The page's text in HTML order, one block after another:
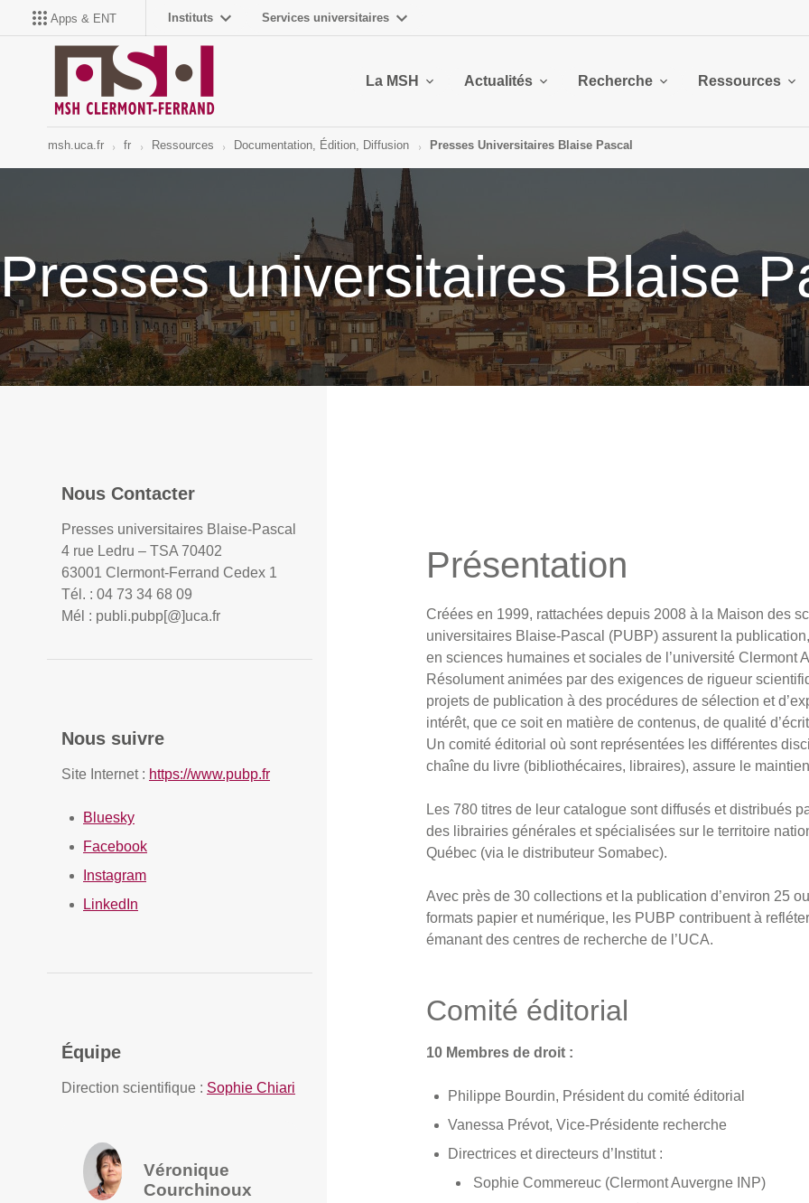
Apps & ENT Instituts Services universitaires
La MSH Actualités Recherche Ressources
msh.uca.fr fr Ressources Documentation, Édition, Diffusion Presses Universitaires Blaise Pascal
Presses universitaires Blaise
Présentation
Créées en 1999, rattachées depuis 2008 à la Maison des
universitaires Blaise-Pascal (PUBP) assurent la
en sciences humaines et sociales de l’université Clermont
Résolument animées par des exigences de rigueur
projets de publication à des procédures de sélection et
intérêt, que ce soit en matière de contenus, de qualité
Un comité éditorial où sont représentées les différentes
chaîne du livre (bibliothécaires, libraires), assure le
Les 780 titres de leur catalogue sont diffusés et distribués
des librairies générales et spécialisées sur le territoire
Québec (via le distributeur Somabec).
Avec près de 30 collections et la publication d’environ 25
formats papier et numérique, les PUBP contribuent à
émanant des centres de recherche de l’UCA.
Comité éditorial
10 Membres de droit :
Philippe Bourdin, Président du comité éditorial
Vanessa Prévot, Vice-Présidente recherche
Directrices et directeurs d’Institut :
Sophie Commereuc (Clermont Auvergne INP)
Nous Contacter
Presses universitaires Blaise-Pascal
4 rue Ledru – TSA 70402
63001 Clermont-Ferrand Cedex 1
Tél. : 04 73 34 68 09
Mél : publi.pubp[@]uca.fr
Nous suivre
Site Internet : https://www.pubp.fr
Bluesky
Facebook
Instagram
LinkedIn
Équipe
Direction scientifique : Sophie Chiari
Véronique
Courchinoux